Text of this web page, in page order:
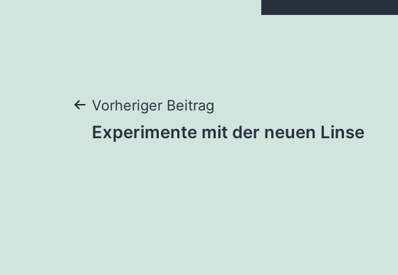
Beitragsnavigation
Vorheriger Beitrag
Experimente mit der neuen Linse